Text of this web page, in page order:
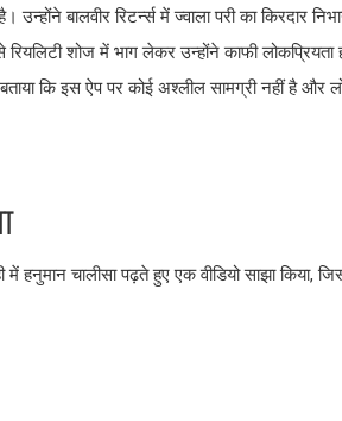
उन्होंने बालवीर रिटर्न्स में ज्वाला परी का
शोज में भाग लेकर उन्होंने काफी लोकप्रियता
कि इस ऐप पर कोई अश्लील सामग्री नहीं है
हनुमान चालीसा पढ़ते हुए एक वीडियो साझा किया,